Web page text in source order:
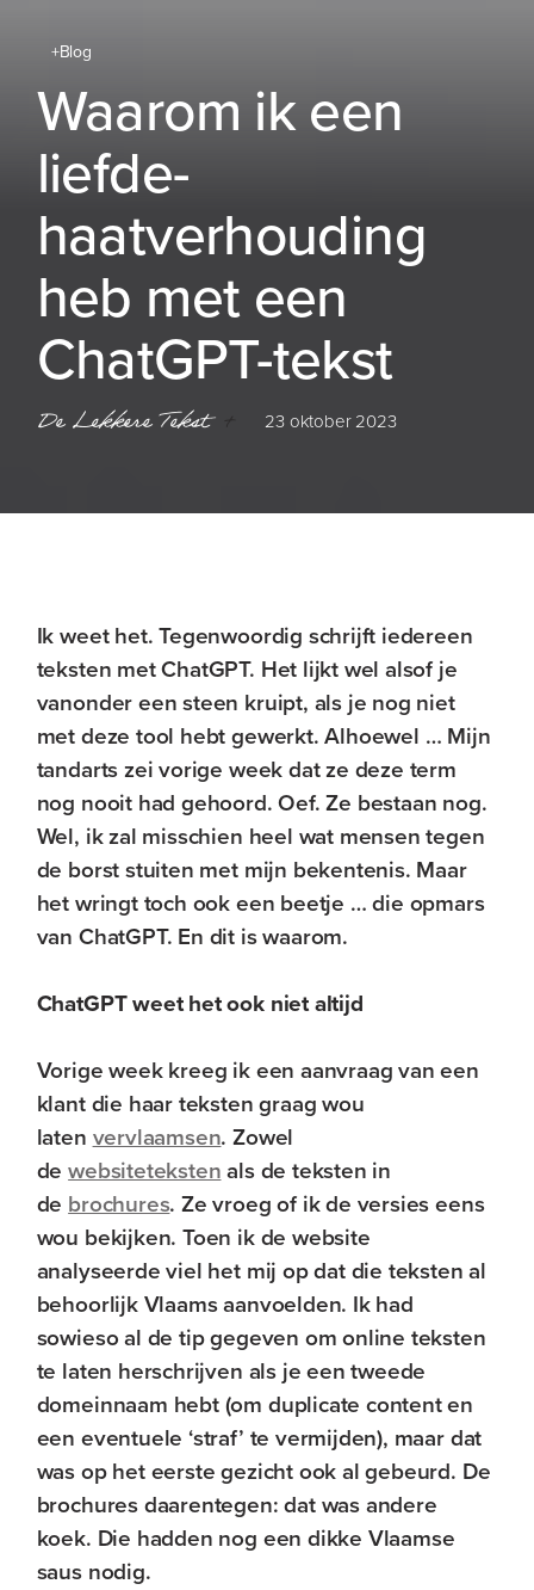
+Blog
Waarom ik een
liefde-
haatverhouding
heb met een
ChatGPT-tekst
De Lekkere Tekst 23 oktober 2023
Ik weet het. Tegenwoordig schrijft iedereen
teksten met ChatGPT. Het lijkt wel alsof je
vanonder een steen kruipt, als je nog niet
met deze tool hebt gewerkt. Alhoewel … Mijn
tandarts zei vorige week dat ze deze term
nog nooit had gehoord. Oef. Ze bestaan nog.
Wel, ik zal misschien heel wat mensen tegen
de borst stuiten met mijn bekentenis. Maar
het wringt toch ook een beetje … die opmars
van ChatGPT. En dit is waarom.
ChatGPT weet het ook niet altijd
Vorige week kreeg ik een aanvraag van een
klant die haar teksten graag wou
laten vervlaamsen. Zowel
dewebsitetekstenals de teksten in
de brochures. Ze vroeg of ik de versies eens
wou bekijken. Toen ik de website
analyseerde viel het mij op dat die teksten al
behoorlijk Vlaams aanvoelden. Ik had
sowieso al de tip gegeven om online teksten
te laten herschrijven als je een tweede
domeinnaam hebt (om duplicate content en
een eventuele ‘straf’ te vermijden), maar dat
was op het eerste gezicht ook al gebeurd. De
brochures daarentegen: dat was andere
koek. Die hadden nog een dikke Vlaamse
saus nodig.